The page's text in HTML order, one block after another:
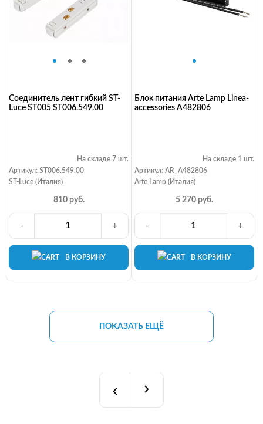
Соединитель лент гибкий ST-
Luce ST005 ST006.549.00
На складе 7 шт.
Артикул: ST006.549.00
ST-Luce (Италия)
810 руб.
В КОРЗИНУ
- +
Блок питания Arte Lamp Linea-
accessories A482806
На складе 1 шт.
Артикул: AR_A482806
Arte Lamp (Италия)
5 270 руб.
В КОРЗИНУ
- +
ПОКАЗАТЬ ЕЩЁ